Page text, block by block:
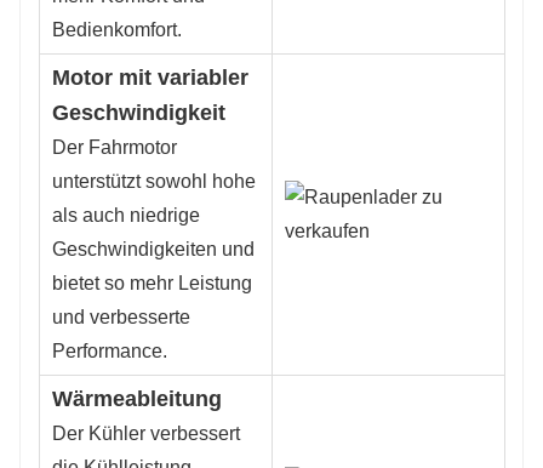
Bedienkomfort.
Motor mit variabler
Geschwindigkeit
Der Fahrmotor
unterstützt sowohl hohe
als auch niedrige
Geschwindigkeiten und
bietet so mehr Leistung
und verbesserte
Performance.
Wärmeableitung
Der Kühler verbessert